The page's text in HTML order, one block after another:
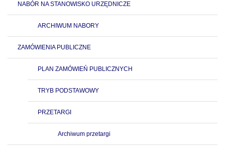
NABÓR NA STANOWISKO URZĘDNICZE
ARCHIWUM NABORY
ZAMÓWIENIA PUBLICZNE
PLAN ZAMÓWIEŃ PUBLICZNYCH
TRYB PODSTAWOWY
PRZETARGI
Archiwum przetargi